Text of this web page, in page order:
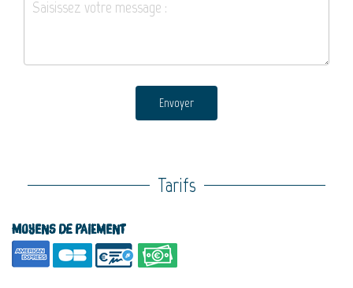
Envoyer
Tarifs
Moyens de paiement